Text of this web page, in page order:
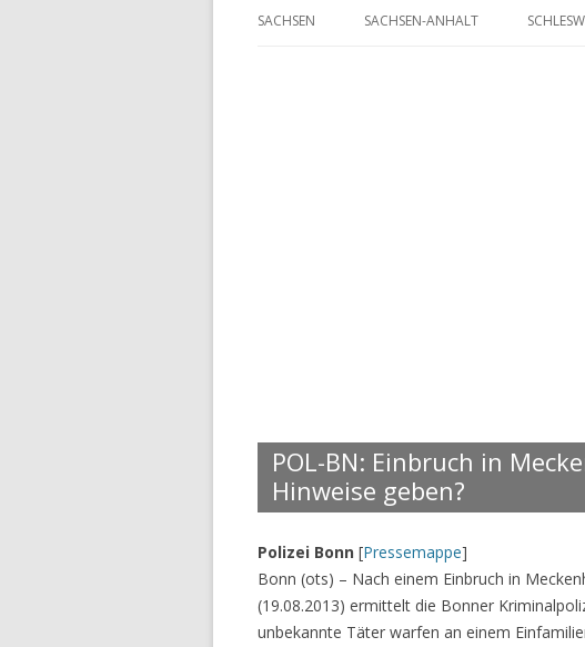
SACHSEN SACHSEN-ANHALT
POL-BN: Einbruch in
Hinweise geben?
Polizei Bonn [Pressemappe]
Bonn (ots) – Nach einem Einbruch in
(19.08.2013) ermittelt die Bonner
unbekannte Täter warfen an einem